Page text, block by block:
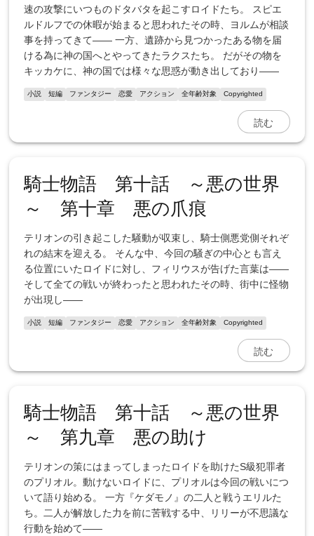
速の攻撃にいつものドタバタを起こすロイドたち。 スピエ
ルドルフでの休暇が始まると思われたその時、ヨルムが相談
事を持ってきて―― 一方、遺跡から見つかったある物を届
ける為に神の国へとやってきたラクスたち。 だがその物を
キッカケに、神の国では様々な思惑が動き出しており――
小説 短編 ファンタジー 恋愛 アクション 全年齢対象 Copyrighted
読む
騎士物語 第十話 ～悪の世界
～ 第十章 悪の爪痕
テリオンの引き起こした騒動が収束し、騎士側悪党側それぞ
れの結末を迎える。 そんな中、今回の騒ぎの中心とも言え
る位置にいたロイドに対し、フィリウスが告げた言葉は――
そして全ての戦いが終わったと思われたその時、街中に怪物
が出現し――
小説 短編 ファンタジー 恋愛 アクション 全年齢対象 Copyrighted
読む
騎士物語 第十話 ～悪の世界
～ 第九章 悪の助け
テリオンの策にはまってしまったロイドを助けたS級犯罪者
のプリオル。動けないロイドに、プリオルは今回の戦いにつ
いて語り始める。 一方『ケダモノ』の二人と戦うエリルた
ち。二人が解放した力を前に苦戦する中、リリーが不思議な
行動を始めて――